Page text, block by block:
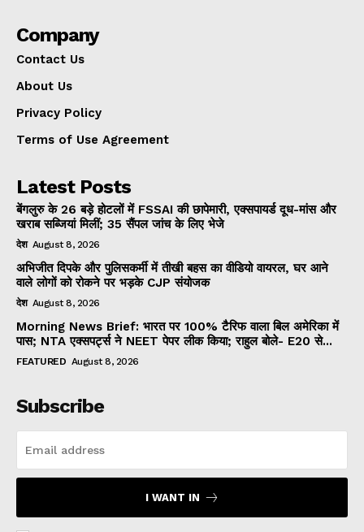
Company
Contact Us
About Us
Privacy Policy
Terms of Use Agreement
Latest Posts
बेंगलुरु के 26 बड़े होटलों में FSSAI की छापेमारी, एक्सपायर्ड दूध-मांस और
खराब सब्जियां मिलीं; 35 सैंपल जांच के लिए भेजे
देश August 8, 2026
अभिजीत दिपके और पुलिसकर्मी में तीखी बहस का वीडियो वायरल, घर आने
वाले लोगों को रोकने पर भड़के CJP संयोजक
देश August 8, 2026
Morning News Brief: भारत पर 100% टैरिफ वाला बिल अमेरिका में
पास; NTA एक्सपर्ट्स ने NEET पेपर लीक किया; राहुल बोले- E20 से...
FEATURED August 8, 2026
Subscribe
I WANT IN